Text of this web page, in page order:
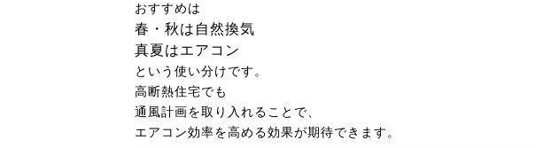
おすすめは
春・秋は自然換気
真夏はエアコン
という使い分けです。
高断熱住宅でも
通風計画を取り入れることで、
エアコン効率を高める効果が期待できます。